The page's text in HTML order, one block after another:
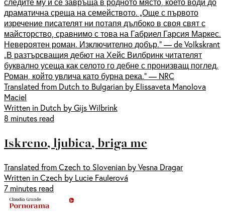
драматична среща на семейството. „Още с първото
изречение писателят ни потапя дълбоко в своя свят с
майсторство, сравнимо с това на Габриел Гарсия Маркес.
Невероятен роман. Изключително добър.“ — de Volkskrant
„В разтърсващия дебют на Хейс Вилбринк читателят
буквално усеща как селото го дебне с пронизващ поглед.
Роман, който увлича като бурна река.“ — NRC
Translated from Dutch to Bulgarian by Elissaveta Manolova
Maciel
Written in Dutch by Gijs Wilbrink
8 minutes read
Iskreno, ljubica, briga me
Translated from Czech to Slovenian by Vesna Dragar
Written in Czech by Lucie Faulerová
7 minutes read